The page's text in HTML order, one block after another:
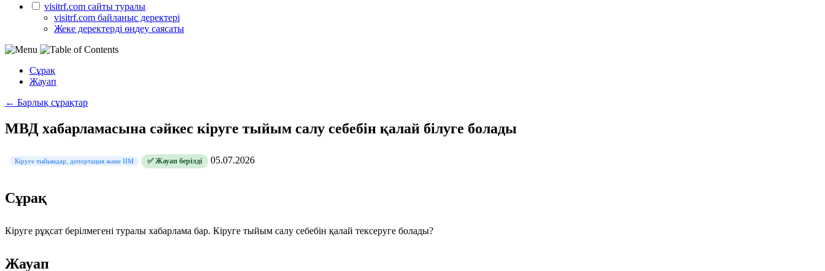
visitrf.com сайты туралы
visitrf.com байланыс деректері
Жеке деректерді өңдеу саясаты
Сұрақ
Жауап
← Барлық сұрақтар
МВД хабарламасына сәйкес кіруге тыйым салу себебін қалай білуге болады
Кіруге тыйымдар, депортация және ІІМ ✅ Жауап берілді 05.07.2026
Сұрақ
Кіруге рұқсат берілмегені туралы хабарлама бар. Кіруге тыйым салу себебін қалай тексеруге болады?
Жауап